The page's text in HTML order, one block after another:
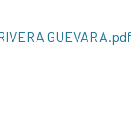
GUEVARA.pdf